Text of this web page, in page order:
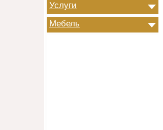
Услуги
Мебель